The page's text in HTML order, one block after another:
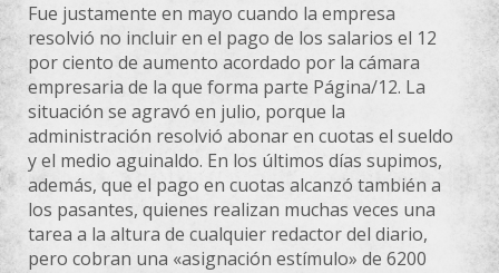
Fue justamente en mayo cuando la empresa
resolvió no incluir en el pago de los salarios el 12
por ciento de aumento acordado por la cámara
empresaria de la que forma parte Página/12. La
situación se agravó en julio, porque la
administración resolvió abonar en cuotas el sueldo
y el medio aguinaldo. En los últimos días supimos,
además, que el pago en cuotas alcanzó también a
los pasantes, quienes realizan muchas veces una
tarea a la altura de cualquier redactor del diario,
pero cobran una «asignación estímulo» de 6200